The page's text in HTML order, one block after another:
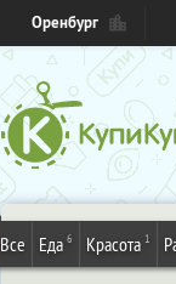
Оренбург
Все Еда 6 Красота 1